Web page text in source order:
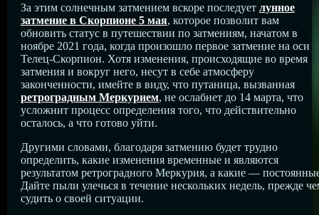
За этим солнечным затмением вскоре последует лунное
затмение в Скорпионе 5 мая, которое позволит вам
обновить статус в путешествии по затмениям, начатом в
ноябре 2021 года, когда произошло первое затмение на оси
Телец-Скорпион. Хотя изменения, происходящие во время
затмения и вокруг него, несут в себе атмосферу
законченности, имейте в виду, что путаница, вызванная
ретроградным Меркурием, не ослабнет до 14 марта, что
усложнит процесс определения того, что действительно
осталось, а что готово уйти.
Другими словами, благодаря затмению будет трудно
определить, какие изменения временные и являются
результатом ретроградного Меркурия, а какие —
Дайте пыли улечься в течение нескольких недель, прежде
судить о своей ситуации.